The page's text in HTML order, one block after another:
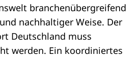
branchenübergreifend
nachhaltiger Weise. Der
Deutschland muss
werden. Ein koordiniertes